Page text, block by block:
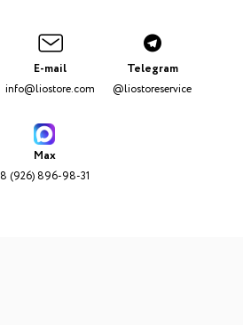
E-mail
info@liostore.com
Telegram
@liostoreservice
Max
8 (926) 896-98-31